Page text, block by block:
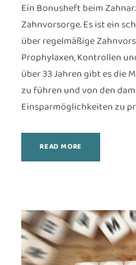
Ein Bonusheft beim
Zahnvorsorge. Es ist ein
über regelmäßige
Prophylaxen, Kontrollen
über 33 Jahren gibt es die
zu führen und von den
Einsparmöglichkeiten zu
READ MORE